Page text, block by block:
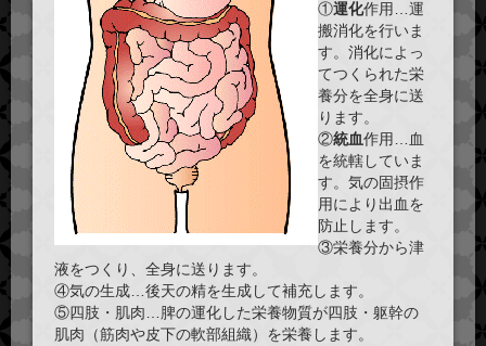
①運化作用…運
搬消化を行いま
す。消化によっ
てつくられた栄
養分を全身に送
ります。
②統血作用…血
を統轄していま
す。気の固摂作
用により出血を
防止します。
③栄養分から津
液をつくり、全身に送ります。
④気の生成…後天の精を生成して補充します。
⑤四肢・肌肉…脾の運化した栄養物質が四肢・躯幹の
肌肉（筋肉や皮下の軟部組織）を栄養します。